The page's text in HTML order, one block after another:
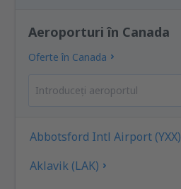
Aeroporturi în Canada
Oferte în Canada
Abbotsford Intl Airport (YXX)
Aklavik (LAK)